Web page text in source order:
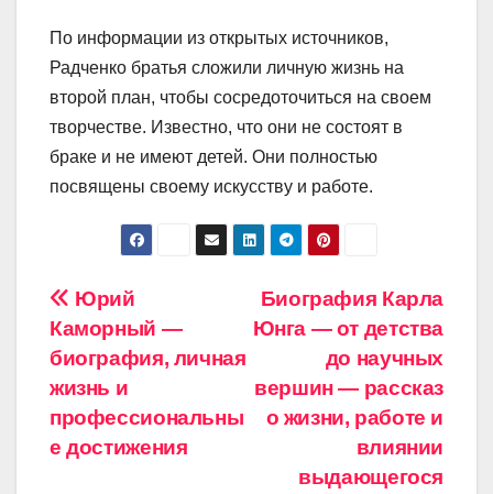
По информации из открытых источников,
Радченко братья сложили личную жизнь на
второй план, чтобы сосредоточиться на своем
творчестве. Известно, что они не состоят в
браке и не имеют детей. Они полностью
посвящены своему искусству и работе.
Навигация
по
записям
Биография Карла
Юнга — от детства
до научных
вершин — рассказ
о жизни, работе и
влиянии
выдающегося
Юрий
Каморный —
биография, личная
жизнь и
профессиональны
е достижения